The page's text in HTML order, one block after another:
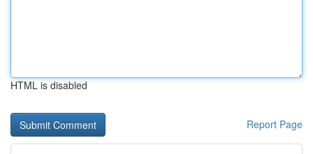
HTML is disabled
Report Page